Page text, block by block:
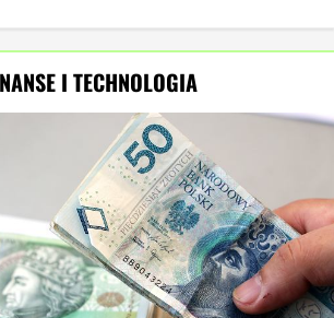
I TECHNOLOGIA